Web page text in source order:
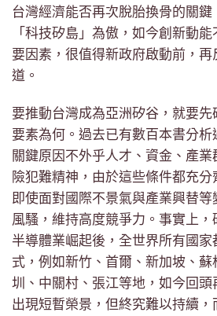
台灣經濟能否再次脫胎換骨的關
「科技矽島」為傲，如今創新動
要因素，很值得新政府啟動前，
道。
要推動台灣成為亞洲矽谷，就要
要素為何。過去已有數百本書分析
關鍵原因不外乎人才、資金、產
險犯難精神，由於這些條件都充
即使面對國際不景氣與產業興替
風騷，維持高度競爭力。事實上
半導體業崛起後，全世界所有國
式，例如新竹、首爾、新加坡、
圳、中關村、張江等地，如今回
出現短暫榮景，但終究難以持續